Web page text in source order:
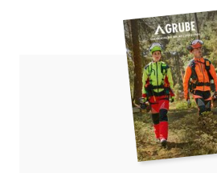
Modellbezeichnung
Hydromette HT 85 T
9-
Bedienungsanleitung | Manual_Gann-Hydromette-HT-85-
Konformitätserklärung | EU-DoC_Gann-Hydromette-HT-85-